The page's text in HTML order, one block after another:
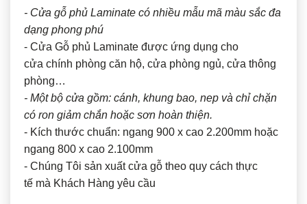
- Cửa gỗ phủ Laminate có nhiều mẫu mã màu sắc đa
dạng phong phú
- Cửa Gỗ phủ Laminate được ứng dụng cho
cửa chính phòng căn hộ, cửa phòng ngủ, cửa thông
phòng…
- Một bộ cửa gồm: cánh, khung bao, nep và chỉ chặn
có ron giảm chắn hoặc sơn hoàn thiện.
- Kích thước chuẩn: ngang 900 x cao 2.200mm hoặc
ngang 800 x cao 2.100mm
- Chúng Tôi sản xuất cửa gỗ theo quy cách thực
tế mà Khách Hàng yêu cầu